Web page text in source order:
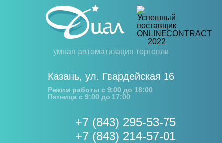
умная автоматизация торговли
Казань, ул. Гвардейская 16
Режим работы с 9:00 до 18:00
Пятница с 9:00 до 17:00
+7 (843) 295-53-75
+7 (843) 214-57-01